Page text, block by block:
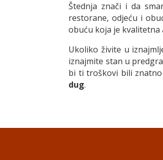
Štednja znači i da
restorane, odjeću i
obuću koja je kvalitetna
Ukoliko živite u
iznajmite stan u
bi ti troškovi bili
dug.